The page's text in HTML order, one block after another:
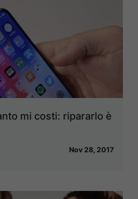
mi costi: ripararlo è
Nov 28, 2017